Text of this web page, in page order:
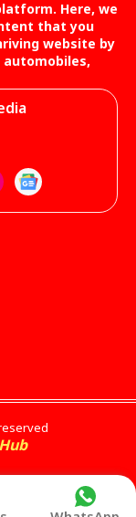
Here, we
that you
website by